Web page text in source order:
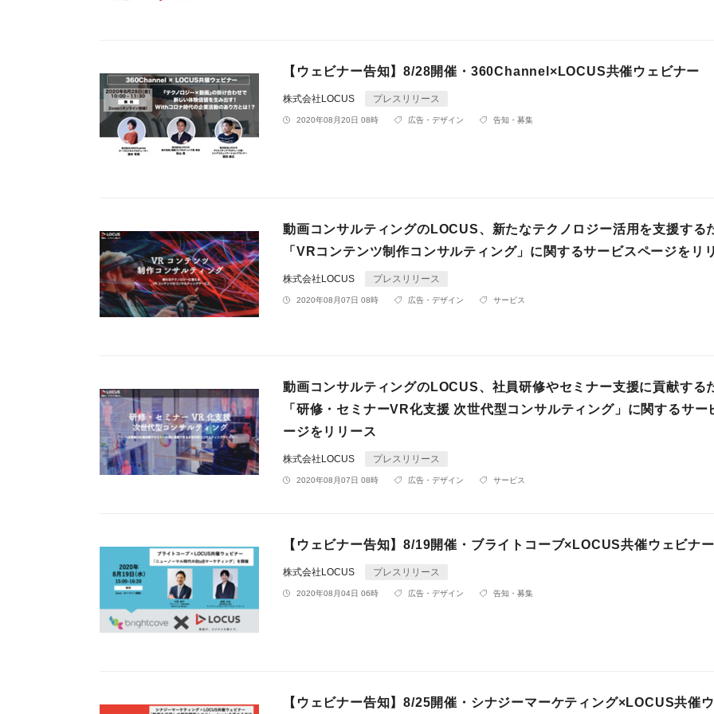
【ウェビナー告知】8/28開催・360Channel×LOCUS共催ウェビナー
株式会社LOCUS プレスリリース
2020年08月20日 08時 広告・デザイン 告知・募集
動画コンサルティングのLOCUS、新たなテクノロジー活用を支援する
「VRコンテンツ制作コンサルティング」に関するサービスページをリ
株式会社LOCUS プレスリリース
2020年08月07日 08時 広告・デザイン サービス
動画コンサルティングのLOCUS、社員研修やセミナー支援に貢献する
「研修・セミナーVR化支援 次世代型コンサルティング」に関するサー
ージをリリース
株式会社LOCUS プレスリリース
2020年08月07日 08時 広告・デザイン サービス
【ウェビナー告知】8/19開催・ブライトコーブ×LOCUS共催ウェビナー
株式会社LOCUS プレスリリース
2020年08月04日 06時 広告・デザイン 告知・募集
【ウェビナー告知】8/25開催・シナジーマーケティング×LOCUS共催